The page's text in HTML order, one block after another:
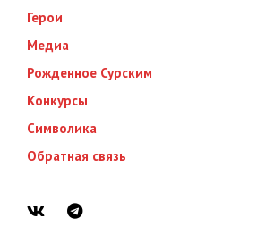
Герои
Медиа
Рожденное Сурским
Конкурсы
Символика
Обратная связь